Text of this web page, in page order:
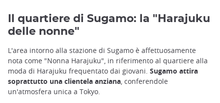
Il quartiere di Sugamo: la "Harajuku
delle nonne"
L'area intorno alla stazione di Sugamo è affettuosamente
nota come "Nonna Harajuku", in riferimento al quartiere alla
moda di Harajuku frequentato dai giovani. Sugamo attira
soprattutto una clientela anziana, conferendole
un'atmosfera unica a Tokyo.